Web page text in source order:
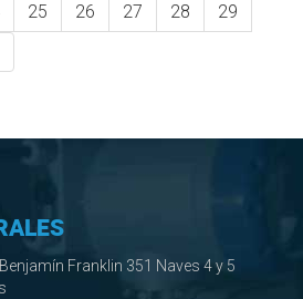
25 26 27 28
29
Franklin 351 Naves 4 y 5